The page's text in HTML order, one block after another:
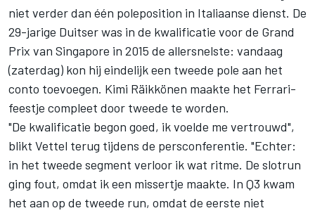
niet verder dan één poleposition in Italiaanse dienst. De
29-jarige Duitser was in de kwalificatie voor de Grand
Prix van Singapore in 2015 de allersnelste: vandaag
(zaterdag) kon hij eindelijk een tweede pole aan het
conto toevoegen. Kimi Räikkönen maakte het Ferrari-
feestje compleet door tweede te worden.
"De kwalificatie begon goed, ik voelde me vertrouwd",
blikt Vettel terug tijdens de persconferentie. "Echter:
in het tweede segment verloor ik wat ritme. De slotrun
ging fout, omdat ik een missertje maakte. In Q3 kwam
het aan op de tweede run, omdat de eerste niet